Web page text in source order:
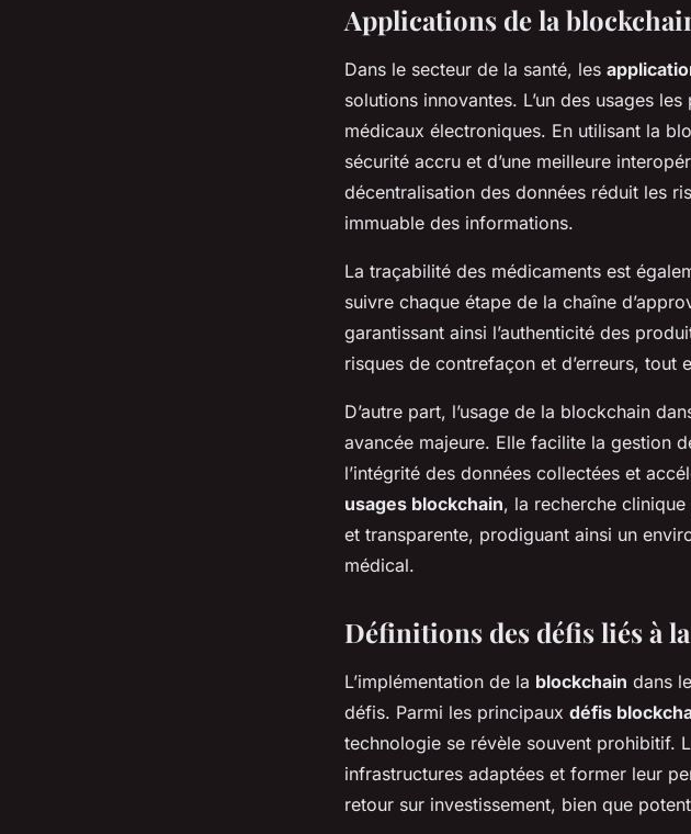
Applications de la
Dans le secteur de la santé, les
solutions innovantes. L’un des usages
médicaux électroniques. En utilisant la
sécurité accru et d’une meilleure
décentralisation des données réduit les
immuable des informations.
La traçabilité des médicaments est
suivre chaque étape de la chaîne
garantissant ainsi l’authenticité des
risques de contrefaçon et d’erreurs, tout
D’autre part, l’usage de la blockchain
avancée majeure. Elle facilite la gestion
l’intégrité des données collectées et
usages blockchain, la recherche
et transparente, prodiguant ainsi un
médical.
Définitions des défis liés à
L’implémentation de la blockchain dans
défis. Parmi les principaux défis
technologie se révèle souvent prohibitif.
infrastructures adaptées et former leur
retour sur investissement, bien que